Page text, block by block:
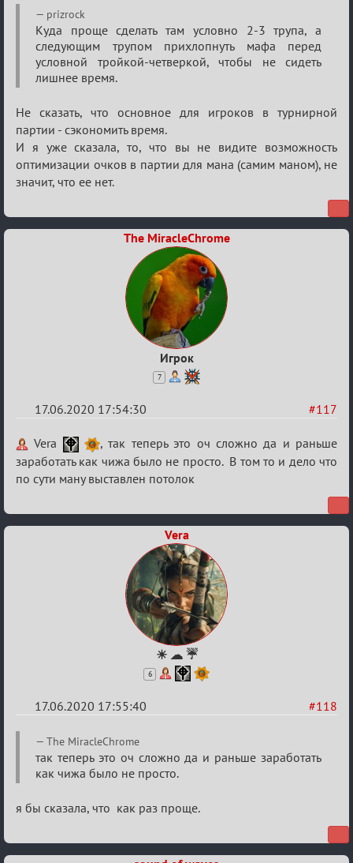
Re:
Семейный
кубок
prizrock
Куда проще сделать там условно 2-3 трупа, а
следующим трупом прихлопнуть мафа перед
условной тройкой-четверкой, чтобы не сидеть
лишнее время.
Не сказать, что основное для игроков в турнирной
партии - сэкономить время.
И я уже сказала, то, что вы не видите возможность
оптимизации очков в партии для мана (самим маном), не
значит, что ее нет.
The MiracleChrome
Игрок
7
#117
17.06.2020 17:54:30
Re:
Семейный
кубок
Vera
, так теперь это оч сложно да и раньше
заработать как чижа было не просто. В том то и дело что
по сути ману выставлен потолок
Vera
☀ ☁ ☔
6
#118
17.06.2020 17:55:40
Re:
Семейный
кубок
The MiracleChrome
так теперь это оч сложно да и раньше заработать
как чижа было не просто.
я бы сказала, что как раз проще.